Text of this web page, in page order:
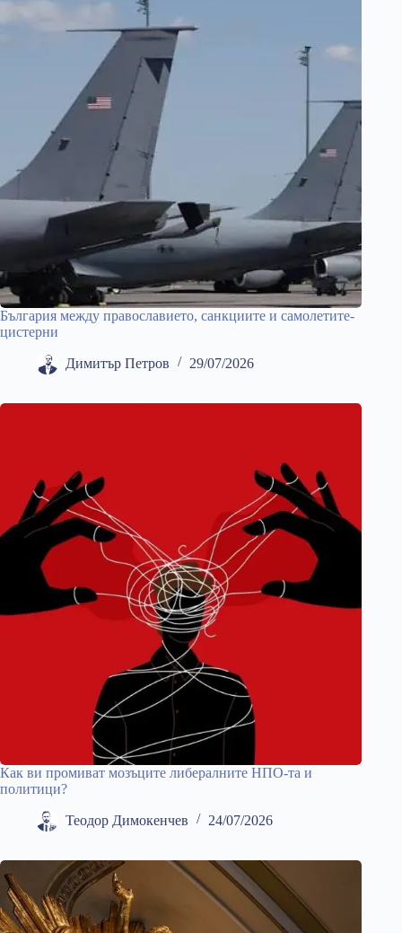
България между православието, санкциите и самолетите-
цистерни
Димитър Петров 29/07/2026
Как ви промиват мозъците либералните НПО-та и
политици?
Теодор Димокенчев 24/07/2026